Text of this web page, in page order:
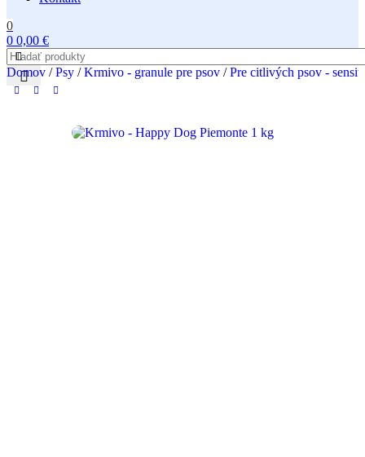
0
0 0,00 €
Domov / Psy / Krmivo - granule pre psov / Pre citlivých psov -